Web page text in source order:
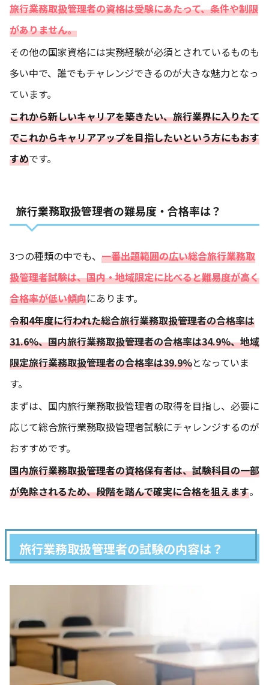
旅行業務取扱管理者の資格は受験にあたって、条件や制限
がありません。
その他の国家資格には実務経験が必須とされているものも
多い中で、誰でもチャレンジできるのが大きな魅力となっ
ています。
これから新しいキャリアを築きたい、旅行業界に入りたて
でこれからキャリアアップを目指したいという方にもおす
すめです。
旅行業務取扱管理者の難易度・合格率は？
3つの種類の中でも、 一番出題範囲の広い総合旅行業務取
扱管理者試験は、国内・地域限定に比べると難易度が高く
合格率が低い傾向にあります。
令和4年度に行われた総合旅行業務取扱管理者の合格率は
31.6%、国内旅行業務取扱管理者の合格率は34.9%、地域
限定旅行業務取扱管理者の合格率は39.9%となっていま
す。
まずは、国内旅行業務取扱管理者の取得を目指し、必要に
応じて総合旅行業務取扱管理者試験にチャレンジするのが
おすすめです。
国内旅行業務取扱管理者の資格保有者は、試験科目の一部
が免除されるため、段階を踏んで確実に合格を狙えます。
旅行業務取扱管理者の試験の内容は？